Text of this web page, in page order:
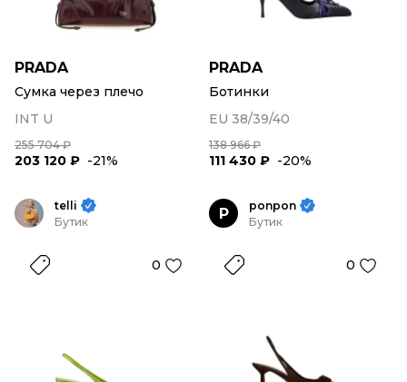
PRADA
Сумка через плечо
INT U
255 704 ₽
203 120 ₽ -21%
PRADA
Ботинки
EU 38/39/40
138 966 ₽
111 430 ₽ -20%
telli
Бутик
0
P
ponpon
Бутик
0